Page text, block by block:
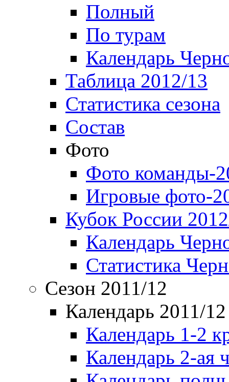
Полный
По турам
Календарь
Таблица 2012/13
Статистика сезона
Состав
Фото
Фото команды-
Игровые фото-
Кубок России
Календарь
Статистика
Сезон 2011/12
Календарь 2011/12
Календарь 1-2
Календарь 2-ая